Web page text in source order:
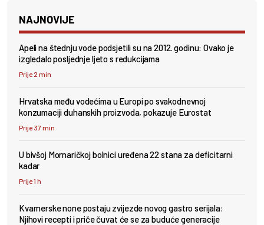
NAJNOVIJE
Apeli na štednju vode podsjetili su na 2012. godinu: Ovako je
izgledalo posljednje ljeto s redukcijama
Prije 2 min
Hrvatska među vodećima u Europi po svakodnevnoj
konzumaciji duhanskih proizvoda, pokazuje Eurostat
Prije 37 min
U bivšoj Mornaričkoj bolnici uređena 22 stana za deficitarni
kadar
Prije 1 h
Kvarnerske none postaju zvijezde novog gastro serijala:
Njihovi recepti i priče čuvat će se za buduće generacije